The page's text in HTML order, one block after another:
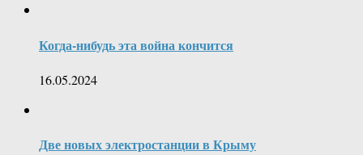
Когда-нибудь эта война кончится
16.05.2024
Две новых электростанции в Крыму